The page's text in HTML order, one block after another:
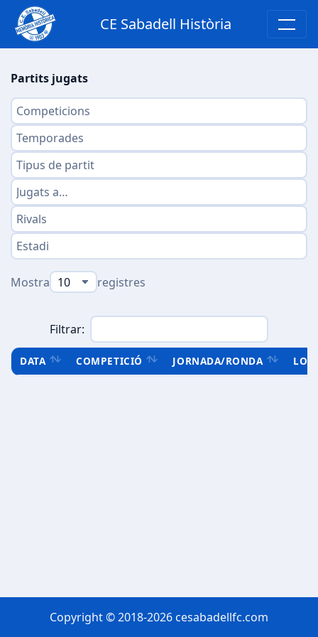
CE Sabadell Història
Partits jugats
Mostra registres
Filtrar:
DATA COMPETICIÓ JORNADA/RONDA
Copyright © 2018-2026 cesabadellfc.com